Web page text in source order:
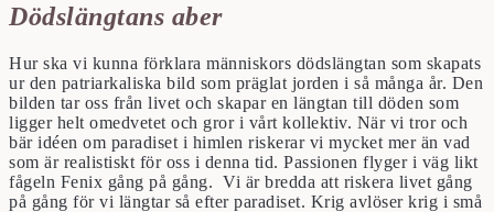
Dödslängtans aber
Hur ska vi kunna förklara människors dödslängtan som skapats
ur den patriarkaliska bild som präglat jorden i så många år. Den
bilden tar oss från livet och skapar en längtan till döden som
ligger helt omedvetet och gror i vårt kollektiv. När vi tror och
bär idéen om paradiset i himlen riskerar vi mycket mer än vad
som är realistiskt för oss i denna tid. Passionen flyger i väg likt
fågeln Fenix gång på gång. Vi är bredda att riskera livet gång
på gång för vi längtar så efter paradiset. Krig avlöser krig i små